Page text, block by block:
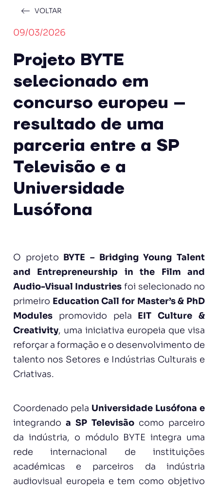
VOLTAR
09/03/2026
Projeto BYTE
selecionado em
concurso europeu –
resultado de uma
parceria entre a SP
Televisão e a
Universidade
Lusófona
O projeto BYTE – Bridging Young Talent
and Entrepreneurship in the Film and
Audio-Visual Industries foi selecionado no
primeiro Education Call for Master’s & PhD
Modulespromovido pela EIT Culture &
Creativity, uma iniciativa europeia que visa
reforçar a formação e o desenvolvimento de
talento nos Setores e Indústrias Culturais e
Criativas.
Coordenado pela Universidade Lusófona e
integrando a SP Televisão como parceiro
da indústria, o módulo BYTE integra uma
rede internacional de instituições
académicas e parceiros da indústria
audiovisual europeia e tem como objetivo